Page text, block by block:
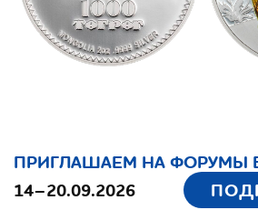
ПРИГЛАШАЕМ НА ФОРУМЫ
14–20.09.2026